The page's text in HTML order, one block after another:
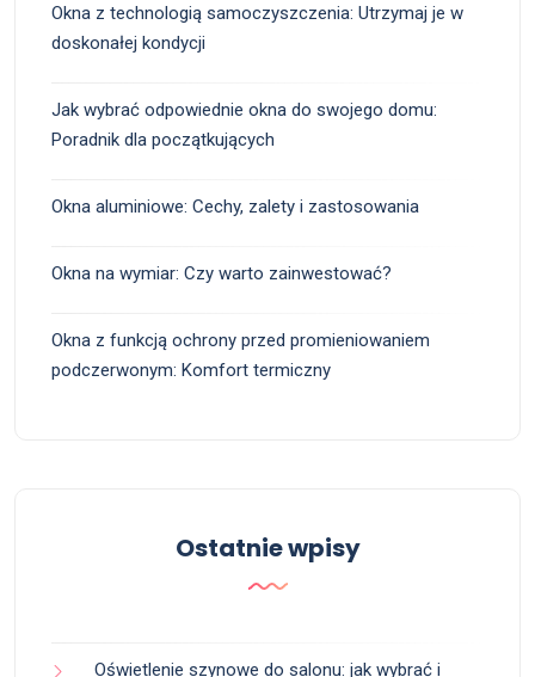
Okna z technologią samoczyszczenia: Utrzymaj je w
doskonałej kondycji
Jak wybrać odpowiednie okna do swojego domu:
Poradnik dla początkujących
Okna aluminiowe: Cechy, zalety i zastosowania
Okna na wymiar: Czy warto zainwestować?
Okna z funkcją ochrony przed promieniowaniem
podczerwonym: Komfort termiczny
Ostatnie wpisy
Oświetlenie szynowe do salonu: jak wybrać i